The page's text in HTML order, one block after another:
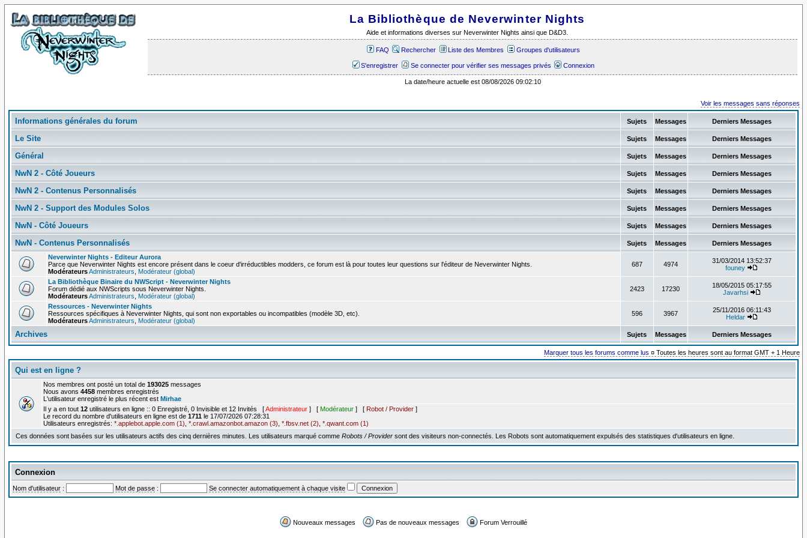
La Bibliothèque de Neverwinter Nights
Aide et informations diverses sur Neverwinter Nights ainsi que D&D3.
FAQ Rechercher Liste des Membres Groupes d'utilisateurs
S'enregistrer Se connecter pour vérifier ses messages privés Connexion
La date/heure actuelle est 08/08/2026 09:02:10
Voir les messages sans réponses
Informations générales du forum Sujets Messages Derniers Messages
Le Site Sujets Messages Derniers Messages
Général Sujets Messages Derniers Messages
NwN 2 - Côté Joueurs Sujets Messages Derniers Messages
NwN 2 - Contenus Personnalisés Sujets Messages Derniers Messages
NwN 2 - Support des Modules Solos Sujets Messages Derniers Messages
NwN - Côté Joueurs Sujets Messages Derniers Messages
NwN - Contenus Personnalisés Sujets Messages
Derniers Messages
Neverwinter Nights - Editeur Aurora
Parce que Neverwinter Nights est encore présent dans le coeur d'irréductibles modders, ce forum est là pour toutes leur questions sur l'éditeur de Neverwinter Nights.
ModérateursAdministrateurs Modérateur (global)
687 4974
31/03/2014 13:52:37
founey
La Bibliothèque Binaire du NWScript - Neverwinter Nights
Forum dédié aux NWScripts sous Neverwinter Nights.
ModérateursAdministrateurs Modérateur (global)
2423 17230
18/05/2015 05:17:55
Javarhsi
Ressources - Neverwinter Nights
Ressources spécifiques à Neverwinter Nights, qui sont non exportables ou incompatibles (modèle 3D, etc).
ModérateursAdministrateurs Modérateur (global)
596 3967
25/11/2016 06:11:43
Heldar
Archives Sujets Messages Derniers Messages
Marquer tous les forums comme lus ¤ Toutes les heures sont au format GMT + 1 Heure
Qui est en ligne ?
Nos membres ont posté un total de 193025messages
Nous avons 4458membres enregistrés
L'utilisateur enregistré le plus récent est Mirhae
Il y a en tout 12utilisateurs en ligne :: 0 Enregistré, 0 Invisible et 12 Invités [Administrateur] [ Modérateur] [ Robot / Provider]
Le record du nombre d'utilisateurs en ligne est de 1711le 17/07/2026 07:28:31
Utilisateurs enregistrés: *.applebot.apple.com (1) *.crawl.amazonbot.amazon (3) *.fbsv.net (2) *.qwant.com (1)
Ces données sont basées sur les utilisateurs actifs des cinq dernières minutes. Les utilisateurs marqué comme Robots / Providersont des visiteurs non-connectés. Les Robots sont automatiquement expulsés des statistiques d'utilisateurs en ligne.
Connexion
Nom d'utilisateur: Mot de passe: Se connecter automatiquement à chaque visite
Nouveaux messages Pas de nouveaux messages Forum Verrouillé